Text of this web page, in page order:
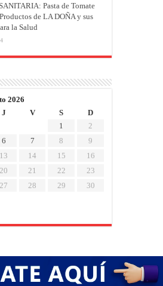
Pasta de Tomate
de LA DOÑA y sus
la Salud
2026
J V S
D
1
2
6 7 8
9
13 14 15
16
20 21 22
23
27 28 29
30